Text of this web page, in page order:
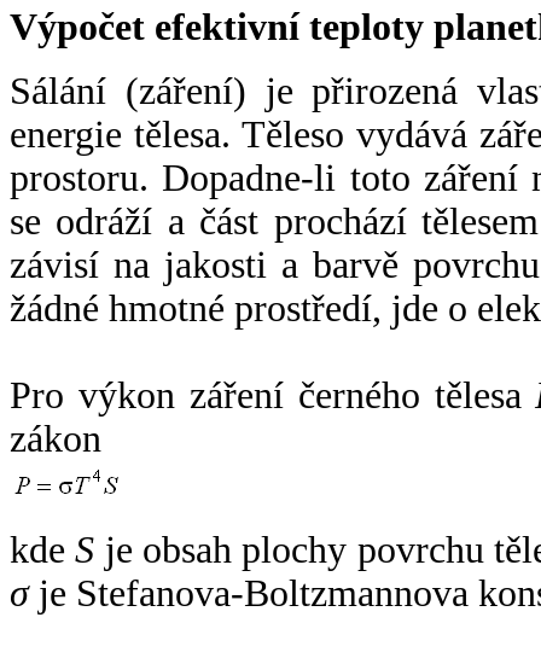
Výpočet efektivní teploty
Sálání (záření) je přirozená
energie tělesa. Těleso vydává
prostoru. Dopadne-li toto záření
se odráží a část prochází
závisí na jakosti a barvě
žádné hmotné prostředí, jde o
Pro výkon záření černého tělesa
zákon
kdeS je obsah plochy povrchu
σje Stefanova-Boltzmannova